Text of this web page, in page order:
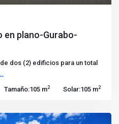
en plano-Gurabo-
dos (2) edificios para un total
Tamaño:105 m2 Solar:105 m2